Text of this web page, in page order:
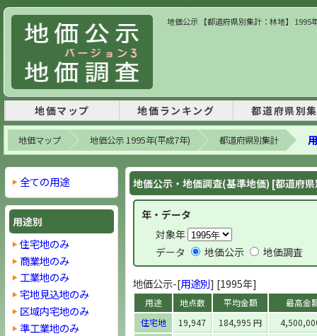
地価公示 【都道府県別集計：林地】 1995
地価マップ 地価ランキング 都道府県別
地価マップ 地価公示 1995年(平成7年) 都道府県別集計
地価公示・地価調査(基準地価) [都道府
年・データ
対象年
データ
地価公示 地価調査
地価公示-[用途別] [1995年]
用途 地点数 平均金額
最高金
住宅地
19,947 184,995 円
全ての用途
用途別
住宅地のみ
商業地のみ
工業地のみ
宅地見込地のみ
区域内宅地のみ
準工業地のみ